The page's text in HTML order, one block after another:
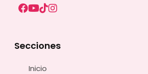
Secciones
Inicio